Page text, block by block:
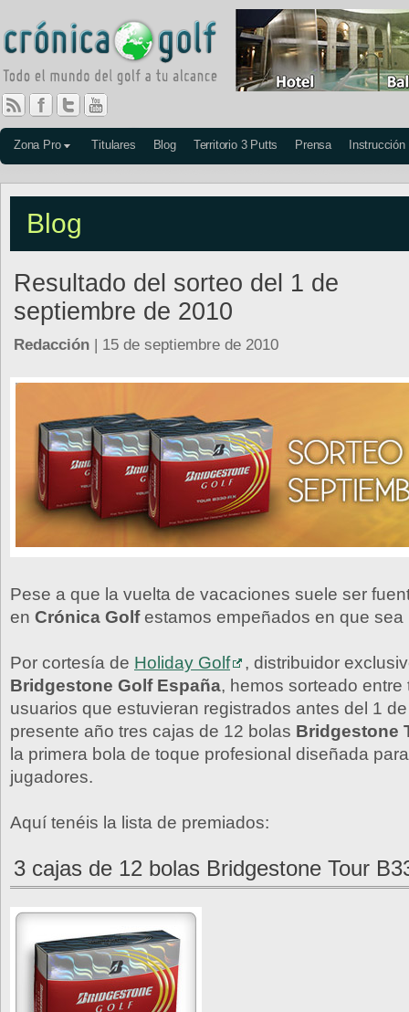
Zona Pro Titulares Blog Territorio 3 Putts Prensa Instrucción
Blog
Resultado del sorteo del 1 de
septiembre de 2010
Redacción | 15 de septiembre de 2010
Pese a que la vuelta de vacaciones suele ser
en Crónica Golfestamos empeñados en que sea
Por cortesía de Holiday Golf
, distribuidor
Bridgestone Golf España, hemos sorteado entre
usuarios que estuvieran registrados antes del 1
presente año tres cajas de 12 bolas Bridgestone
la primera bola de toque profesional diseñada
jugadores.
Aquí tenéis la lista de premiados:
3 cajas de 12 bolas Bridgestone Tour